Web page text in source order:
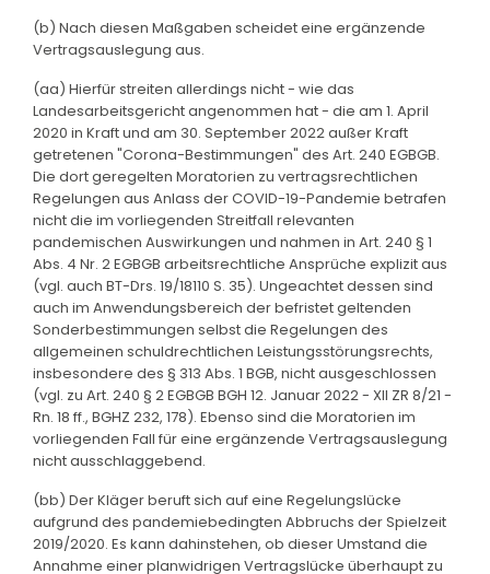
(b) Nach diesen Maßgaben scheidet eine ergänzende
Vertragsauslegung aus.
(aa) Hierfür streiten allerdings nicht - wie das
Landesarbeitsgericht angenommen hat - die am 1. April
2020 in Kraft und am 30. September 2022 außer Kraft
getretenen "Corona-Bestimmungen" des Art. 240 EGBGB.
Die dort geregelten Moratorien zu vertragsrechtlichen
Regelungen aus Anlass der COVID-19-Pandemie betrafen
nicht die im vorliegenden Streitfall relevanten
pandemischen Auswirkungen und nahmen in Art. 240 § 1
Abs. 4 Nr. 2 EGBGB arbeitsrechtliche Ansprüche explizit aus
(vgl. auch BT-Drs. 19/18110 S. 35). Ungeachtet dessen sind
auch im Anwendungsbereich der befristet geltenden
Sonderbestimmungen selbst die Regelungen des
allgemeinen schuldrechtlichen Leistungsstörungsrechts,
insbesondere des § 313 Abs. 1 BGB, nicht ausgeschlossen
(vgl. zu Art. 240 § 2 EGBGB BGH 12. Januar 2022 - XII ZR 8/21 -
Rn. 18 ff., BGHZ 232, 178). Ebenso sind die Moratorien im
vorliegenden Fall für eine ergänzende Vertragsauslegung
nicht ausschlaggebend.
(bb) Der Kläger beruft sich auf eine Regelungslücke
aufgrund des pandemiebedingten Abbruchs der Spielzeit
2019/2020. Es kann dahinstehen, ob dieser Umstand die
Annahme einer planwidrigen Vertragslücke überhaupt zu